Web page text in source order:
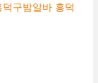
구밤알바 흥덕